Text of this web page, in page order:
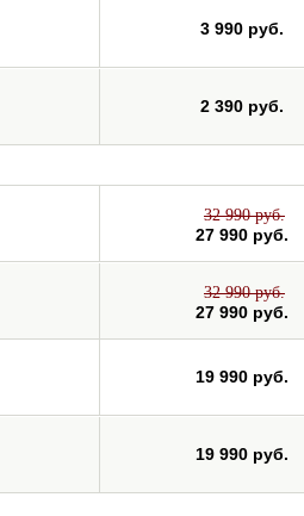
3 990 руб.
2 390 руб.
32 990 руб.
27 990 руб.
32 990 руб.
27 990 руб.
19 990 руб.
19 990 руб.